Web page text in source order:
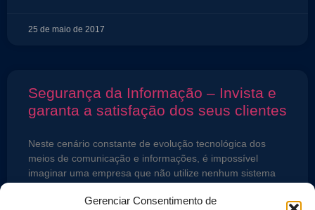
Gerenciar Consentimento de
25 de maio de 2017
Segurança da Informação – Invista e
garanta a satisfação dos seus clientes
Neste cenário constante de evolução tecnológica dos
meios de comunicação e informações, é impossível
imaginar uma empresa que não utilize nenhum sistema